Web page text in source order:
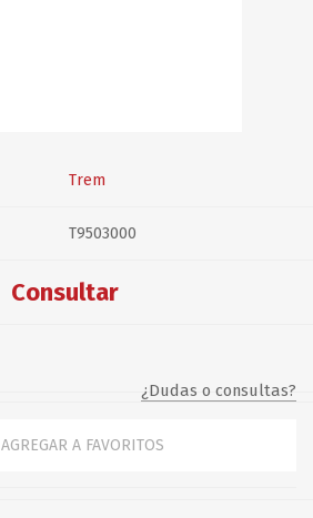
Trem
T9503000
Consultar
¿Dudas o consultas?
AGREGAR A FAVORITOS